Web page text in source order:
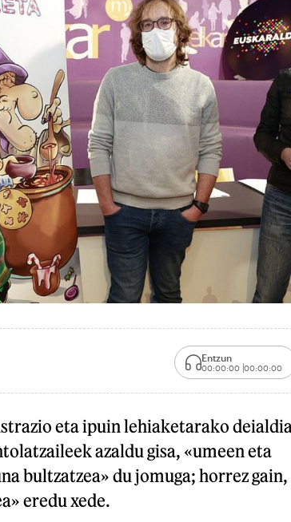
Entzun
00:00:00 00:00:00
eta ipuin lehiaketarako
azaldu gisa, «umeen eta
bultzatzea» du jomuga; horrez gain,
eredu xede.